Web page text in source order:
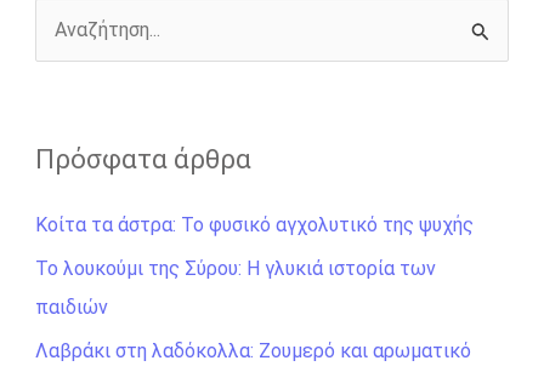
r
ζ
τ
η
σ
η
Πρόσφατα άρθρα
Κοίτα τα άστρα: Το φυσικό αγχολυτικό της ψυχής
Το λουκούμι της Σύρου: Η γλυκιά ιστορία των
παιδιών
Λαβράκι στη λαδόκολλα: Ζουμερό και αρωματικό